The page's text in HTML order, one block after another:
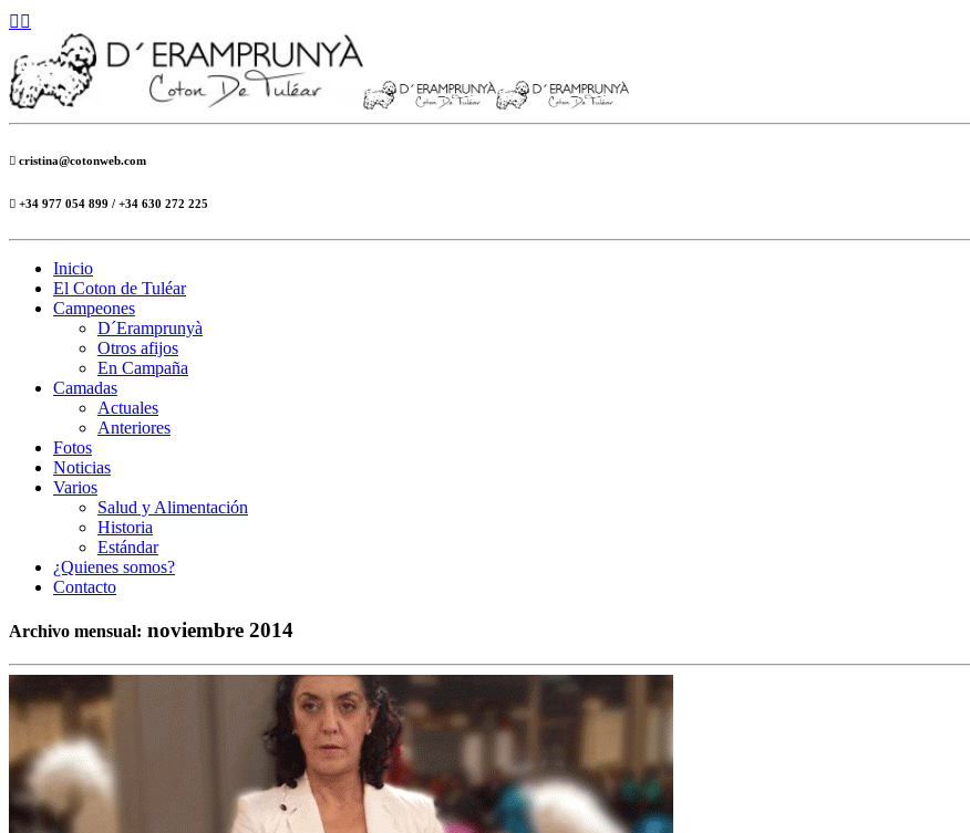
cristina@cotonweb.com
+34 977 054 899 / +34 630 272 225
Inicio
El Coton de Tuléar
Campeones
D´Eramprunyà
Otros afijos
En Campaña
Camadas
Actuales
Anteriores
Fotos
Noticias
Varios
Salud y Alimentación
Historia
Estándar
¿Quienes somos?
Contacto
Archivo mensual: noviembre 2014